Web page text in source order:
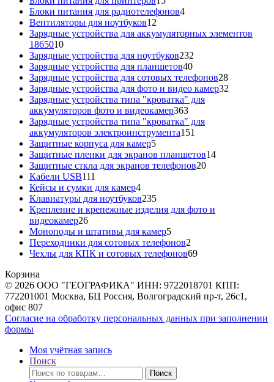
товаров
Блоки питания для радиотелефонов44
Вентиляторы для ноутбуков12
товаров
Зарядные устройства для аккумуляторных элементов
186501010
товаров
Зарядные устройства для ноутбуков232
Зарядные устройства для планшетов4040
товаров
Зарядные устройства для сотовых телефонов2828
товаров
Зарядные устройства для фото и видео камер32
Зарядные устройства типа "кроватка" для
аккумуляторов фото и видеокамер363363
товара
Зарядные устройства типа "кроватка" для
аккумуляторов электроинструмента151
Защитные корпуса для камер55
товаров
Защитные пленки для экранов планшетов1414
Защитные сткла для экранов телефонов2020
Кабели USB111
товаров
Кейсы и сумки для камер44
товара
Клавиатуры для ноутбуков235235
товаров
Крепление и крепежные изделия для фото и
видеокамер2626
товаров
Моноподы и штативы для камер55
товаров
Переходники для сотовых телефонов2
товара
Чехлы для КПК и сотовых телефонов6969
Корзина
© 2026 ООО "ГЕОГРАФИКА" ИНН: 9722018701 КПП:
772201001 Москва, БЦ Россия, Волгоградский пр-т, 26с1,
офис 807
Согласие на обработку персональных данных при заполнении
формы
Моя учётная запись
Поиск
Искать:
Поиск